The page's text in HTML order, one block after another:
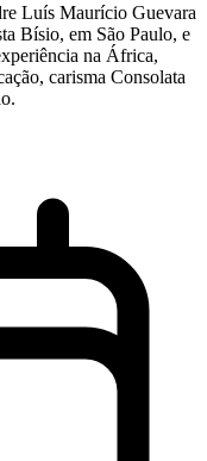
Luís Maurício Guevara
Bísio, em São Paulo, e
na África,
carisma Consolata